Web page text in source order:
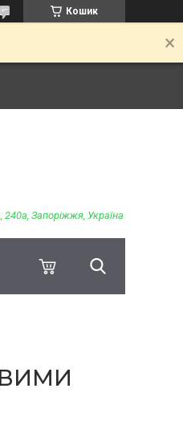
Кошик
240а, Запоріжжя, Україна